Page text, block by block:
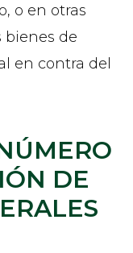
o en otras
bienes de
en contra del
DE